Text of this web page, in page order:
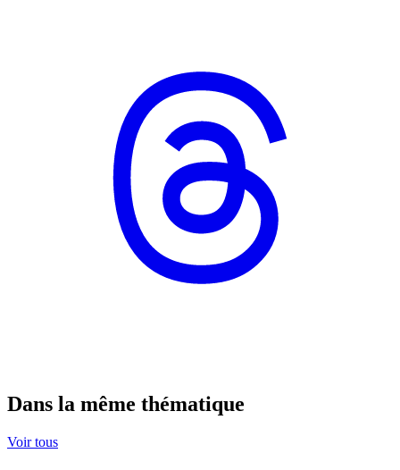
Dans la même thématique
Voir tous